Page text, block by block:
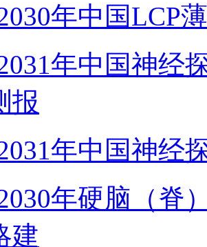
年中国LCP
年中国神经
报
年中国神经
年硬脑（脊
建